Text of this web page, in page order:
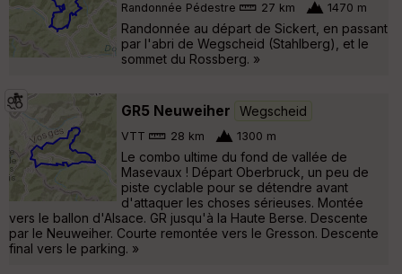
Randonnée Pédestre 27 km 1470 m
Randonnée au départ de Sickert, en passant
par l'abri de Wegscheid (Stahlberg), et le
sommet du Rossberg. »
GR5 Neuweiher Wegscheid
VTT 28 km 1300 m
Le combo ultime du fond de vallée de
Masevaux ! Départ Oberbruck, un peu de
piste cyclable pour se détendre avant
d'attaquer les choses sérieuses. Montée
vers le ballon d'Alsace. GR jusqu'à la Haute Berse. Descente
par le Neuweiher. Courte remontée vers le Gresson. Descente
final vers le parking. »